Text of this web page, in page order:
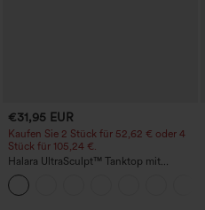
€31,95 EUR
Kaufen Sie 2 Stück für 52,62 € oder 4
Stück für 105,24 €.
Halara UltraSculpt™ Tanktop mit
Rundhalsausschnitt und
geschwungenem Saum